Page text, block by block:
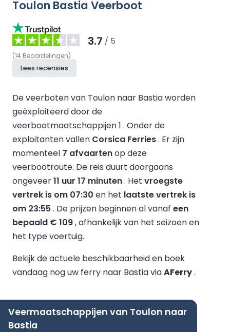
Toulon Bastia Veerboot
3.7 / 5
(14 Beoordelingen)
Lees recensies
De veerboten van Toulon naar Bastia worden
geëxploiteerd door de
veerbootmaatschappijen 1 . Onder de
exploitanten vallen Corsica Ferries. Er zijn
momenteel 7 afvaartenop deze
veerbootroute. De reis duurt doorgaans
ongeveer11 uur 17 minuten. Het vroegste
vertrek is om 07:30 en het laatste vertrek is
om 23:55 . De prijzen beginnen al vanaf een
bepaald € 109, afhankelijk van het seizoen en
het type voertuig.
Bekijk de actuele beschikbaarheid en boek
vandaag nog uw ferry naar Bastia viaAFerry.
Veermaatschappijen van Toulon naar
Bastia